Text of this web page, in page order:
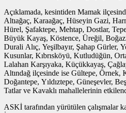
Açıklamada, kesintiden Mamak
Altıağaç, Karaağaç, Hüseyin Gazi,
Hürel, Şafaktepe, Mehtap, Dostlar,
Büyük Kayaş, Köstence, Üreğil,
Durali Alıç, Yeşilbayır, Şahap Gürler,
Kusunlar, Kıbrısköyü, Kutludüğün,
Lalahan Karşıyaka, Küçükkayaş,
Altındağ ilçesinde ise Gültepe, Örnek,
Doğantepe, Yıldıztepe, Güneşevler,
Tatlar ve Kavaklı mahallelerinin
ASKİ tarafından yürütülen çalışmalar